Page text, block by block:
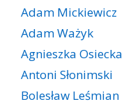
Adam Mickiewicz
Adam Ważyk
Agnieszka Osiecka
Antoni Słonimski
Bolesław Leśmian